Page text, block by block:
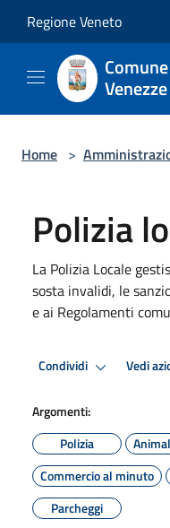
Regione Veneto
Venezze
Home >
Polizia
La Polizia Locale
sosta invalidi, le
e ai Regolamenti
Condividi Vedi
Argomenti:
Polizia
Commercio al minuto
Parcheggi